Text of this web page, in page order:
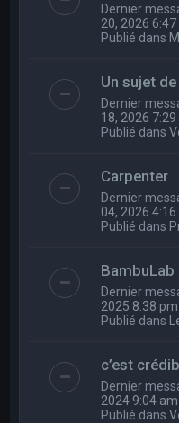
Dernier
20, 2026
Publié dans
Un sujet
Dernier
18, 2026
Publié dans
Carpenter
Dernier
04, 2026
Publié dans
Dernier
2025 8:38 pm
Publié dans
c’est
Dernier
2024 9:04 am
Publié dans